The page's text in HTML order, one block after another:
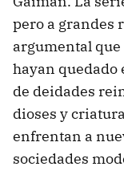
pero a grandes
argumental
hayan
de deidades
dioses y
enfrentan a
sociedades